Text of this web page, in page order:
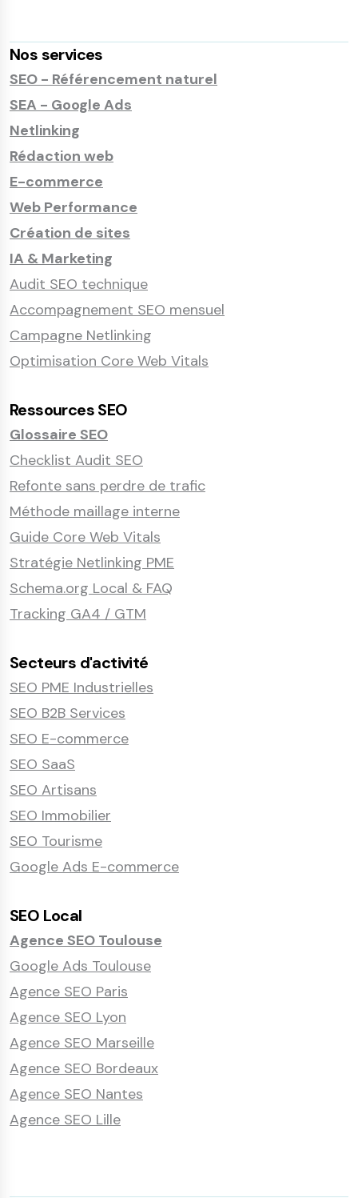
Nos services
SEO - Référencement naturel
SEA - Google Ads
Netlinking
Rédaction web
E-commerce
Web Performance
Création de sites
IA & Marketing
Audit SEO technique
Accompagnement SEO mensuel
Campagne Netlinking
Optimisation Core Web Vitals
Ressources SEO
Glossaire SEO
Checklist Audit SEO
Refonte sans perdre de trafic
Méthode maillage interne
Guide Core Web Vitals
Stratégie Netlinking PME
Schema.org Local & FAQ
Tracking GA4 / GTM
Secteurs d'activité
SEO PME Industrielles
SEO B2B Services
SEO E-commerce
SEO SaaS
SEO Artisans
SEO Immobilier
SEO Tourisme
Google Ads E-commerce
SEO Local
Agence SEO Toulouse
Google Ads Toulouse
Agence SEO Paris
Agence SEO Lyon
Agence SEO Marseille
Agence SEO Bordeaux
Agence SEO Nantes
Agence SEO Lille